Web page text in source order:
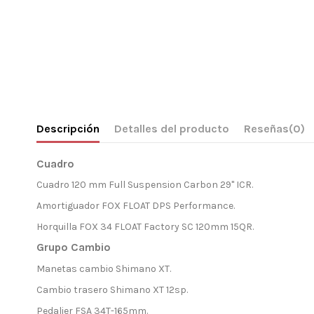
Descripción Detalles del producto Reseñas(0)
Cuadro
Cuadro 120 mm Full Suspension Carbon 29" ICR.
Amortiguador FOX FLOAT DPS Performance.
Horquilla FOX 34 FLOAT Factory SC 120mm 15QR.
Grupo Cambio
Manetas cambio Shimano XT.
Cambio trasero Shimano XT 12sp.
Pedalier FSA 34T-165mm.